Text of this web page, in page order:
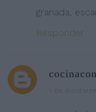
granada,
Responder